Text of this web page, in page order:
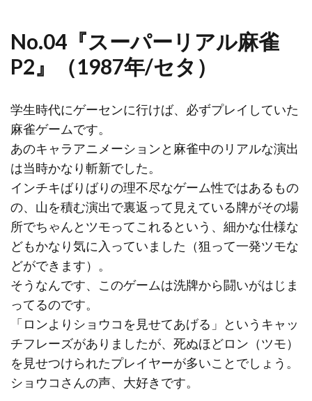
No.04『スーパーリアル麻雀
P2』（1987年/セタ）
学生時代にゲーセンに行けば、必ずプレイしていた
麻雀ゲームです。
あのキャラアニメーションと麻雀中のリアルな演出
は当時かなり斬新でした。
インチキばりばりの理不尽なゲーム性ではあるもの
の、山を積む演出で裏返って見えている牌がその場
所でちゃんとツモってこれるという、細かな仕様な
どもかなり気に入っていました（狙って一発ツモな
どができます）。
そうなんです、このゲームは洗牌から闘いがはじま
ってるのです。
「ロンよりショウコを見せてあげる」というキャッ
チフレーズがありましたが、死ぬほどロン（ツモ）
を見せつけられたプレイヤーが多いことでしょう。
ショウコさんの声、大好きです。